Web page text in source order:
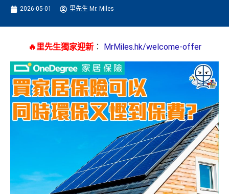
2026-05-01 里先生 Mr. Miles
🔥里先生獨家迎新： MrMiles.hk/welcome-offer